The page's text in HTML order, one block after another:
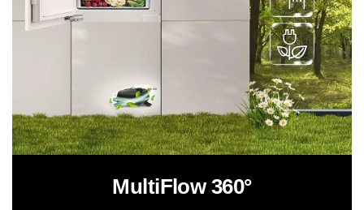
MultiFlow 360°